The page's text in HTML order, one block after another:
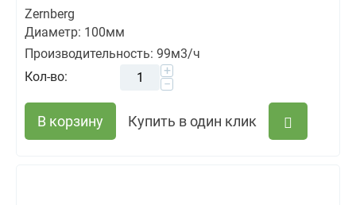
Zernberg
Диаметр: 100мм
Производительность: 99м3/ч
Кол-во:
+
−
В корзину Купить в один клик